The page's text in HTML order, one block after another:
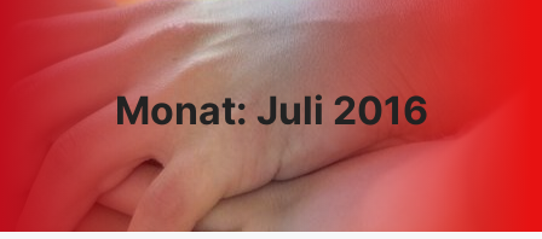
Monat: Juli 2016